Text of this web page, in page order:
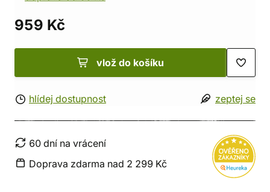
959 Kč
vlož do košíku
hlídej dostupnost zeptej se
60 dní na vrácení
Doprava zdarma nad 2 299 Kč